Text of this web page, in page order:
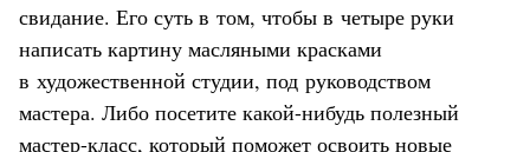
свидание. Его суть в том, чтобы в четыре руки
написать картину масляными красками
в художественной студии, под руководством
мастера. Либо посетите какой-нибудь полезный
мастер-класс, который поможет освоить новые